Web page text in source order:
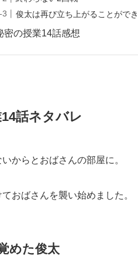
俊太は再び立ち上がることがで
密の授業14話感想
話ネタバレ
からとおばさんの部屋に。
おばさんを襲い始めました。
めた俊太